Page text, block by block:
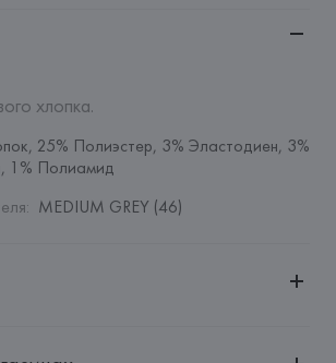
хлопка.
25% Полиэстер, 3% Эластодиен, 3%
1% Полиамид
: MEDIUM GREY (46)